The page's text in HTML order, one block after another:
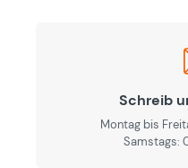
Schreib
Montag bis
Samstags: